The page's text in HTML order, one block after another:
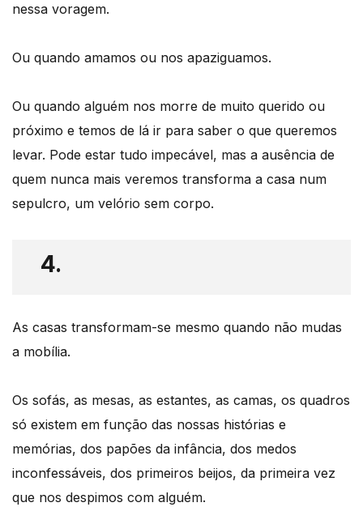
nessa voragem.
Ou quando amamos ou nos apaziguamos.
Ou quando alguém nos morre de muito querido ou
próximo e temos de lá ir para saber o que queremos
levar. Pode estar tudo impecável, mas a ausência de
quem nunca mais veremos transforma a casa num
sepulcro, um velório sem corpo.
4.
As casas transformam-se mesmo quando não mudas
a mobília.
Os sofás, as mesas, as estantes, as camas, os quadros
só existem em função das nossas histórias e
memórias, dos papões da infância, dos medos
inconfessáveis, dos primeiros beijos, da primeira vez
que nos despimos com alguém.